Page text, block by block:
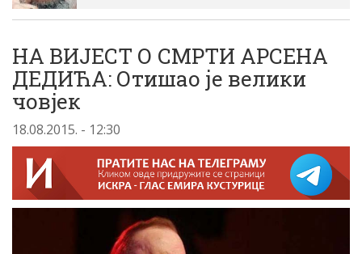
НА ВИЈЕСТ О СМРТИ АРСЕНА
ДЕДИЋА: Отишао је велики
човjек
18.08.2015. - 12:30